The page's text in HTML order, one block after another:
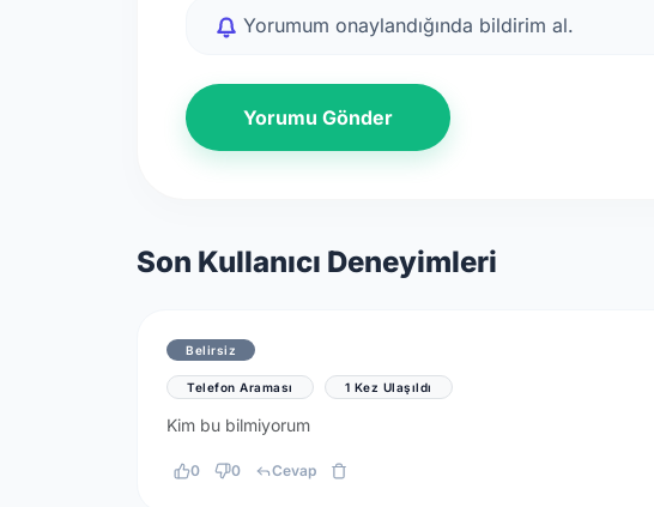
Yorumum onaylandığında bildirim al.
Yorumu Gönder
Son Kullanıcı Deneyimleri
Belirsiz
Telefon Araması 1 Kez Ulaşıldı
Kim bu bilmiyorum
0 0 Cevap